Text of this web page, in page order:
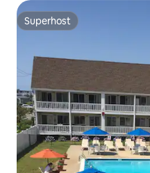
Superhost
Superhost